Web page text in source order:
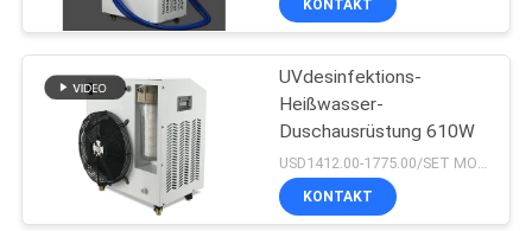
KONTAKT
UVdesinfektions-
Heißwasser-
Duschausrüstung 610W
USD1412.00-1775.00/SET MOQ:1SET
KONTAKT